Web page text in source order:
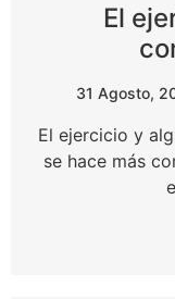
El
31 Agosto,
El ejercicio y
se hace más